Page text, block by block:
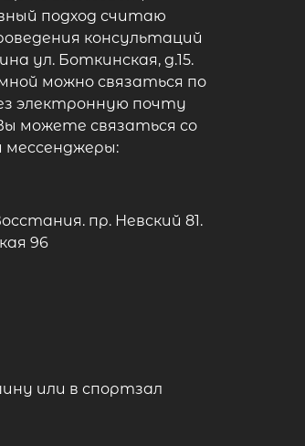
подход считаю
консультаций
ул. Боткинская, д.15.
можно связаться по
электронную почту
можете связаться со
мессенджеры:
пр. Невский 81.
96
или в спортзал